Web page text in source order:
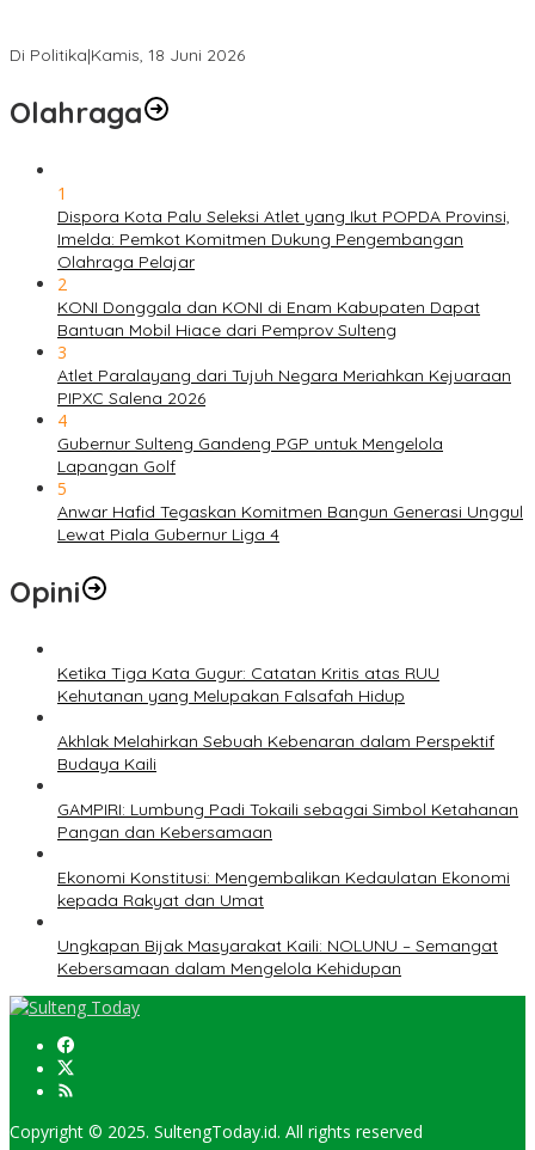
Di Politika|Kamis, 18 Juni 2026
Olahraga
1
Dispora Kota Palu Seleksi Atlet yang Ikut POPDA Provinsi,
Imelda: Pemkot Komitmen Dukung Pengembangan
Olahraga Pelajar
2
KONI Donggala dan KONI di Enam Kabupaten Dapat
Bantuan Mobil Hiace dari Pemprov Sulteng
3
Atlet Paralayang dari Tujuh Negara Meriahkan Kejuaraan
PIPXC Salena 2026
4
Gubernur Sulteng Gandeng PGP untuk Mengelola
Lapangan Golf
5
Anwar Hafid Tegaskan Komitmen Bangun Generasi Unggul
Lewat Piala Gubernur Liga 4
Opini
Ketika Tiga Kata Gugur: Catatan Kritis atas RUU
Kehutanan yang Melupakan Falsafah Hidup
Akhlak Melahirkan Sebuah Kebenaran dalam Perspektif
Budaya Kaili
GAMPIRI: Lumbung Padi Tokaili sebagai Simbol Ketahanan
Pangan dan Kebersamaan
Ekonomi Konstitusi: Mengembalikan Kedaulatan Ekonomi
kepada Rakyat dan Umat
Ungkapan Bijak Masyarakat Kaili: NOLUNU – Semangat
Kebersamaan dalam Mengelola Kehidupan
Copyright © 2025. SultengToday.id. All rights reserved